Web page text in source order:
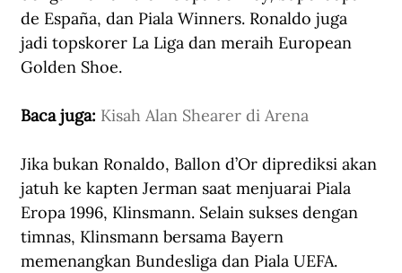
de España, dan Piala Winners. Ronaldo juga
jadi topskorer La Liga dan meraih European
Golden Shoe.
Baca juga: Kisah Alan Shearer di Arena
Jika bukan Ronaldo, Ballon d’Or diprediksi akan
jatuh ke kapten Jerman saat menjuarai Piala
Eropa 1996, Klinsmann. Selain sukses dengan
timnas, Klinsmann bersama Bayern
memenangkan Bundesliga dan Piala UEFA.